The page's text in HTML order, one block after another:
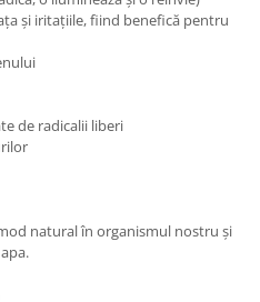
și iritațiile, fiind benefică pentru
de radicalii liberi
natural în organismul nostru și